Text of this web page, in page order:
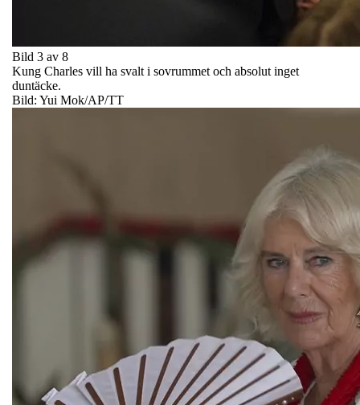
Bild 3 av 8
Kung Charles vill ha svalt i sovrummet och absolut inget
duntäcke.
Bild: Yui Mok/AP/TT